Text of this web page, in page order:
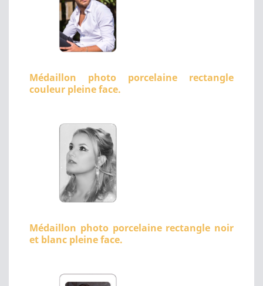
Médaillon photo porcelaine rectangle
couleur pleine face.
Médaillon photo porcelaine rectangle noir
et blanc pleine face.